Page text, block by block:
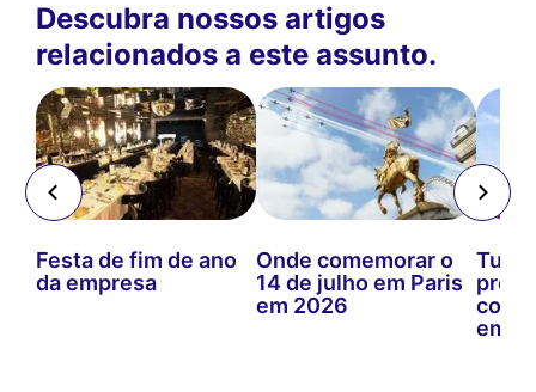
Descubra nossos artigos
relacionados a este assunto.
Festa de fim de ano
da empresa
Onde comemorar o
14 de julho em Paris
em 2026
Tudo
em